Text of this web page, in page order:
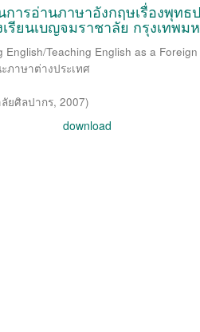
ารอ่านภาษาอังกฤษเรื่องพุทธ
รียนเบญจมราชาลัย กรุงเทพม
Teaching English as a
ภาษาต่างประเทศ
ยศิลปากร, 2007)
download